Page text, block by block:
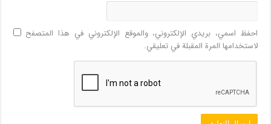
احفظ اسمي، بريدي الإلكتروني، والموقع الإلكتروني في هذا المتصفح
لاستخدامها المرة المقبلة في تعليقي.